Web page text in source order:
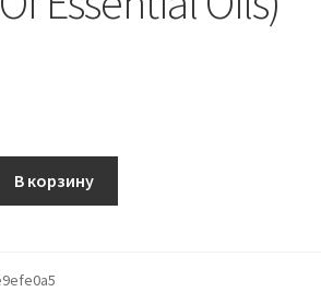
В корзину